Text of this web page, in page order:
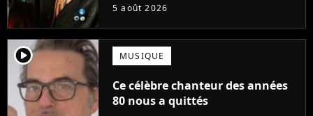
5 août 2026
player2 MUSIQUE
Ce célèbre chanteur des années
80 nous a quittés